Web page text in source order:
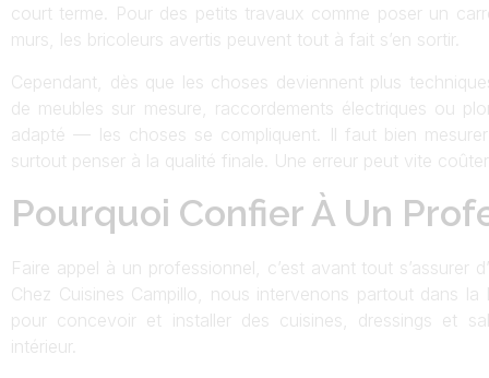
court terme. Pour des petits travaux comme poser un
murs, les bricoleurs avertis peuvent tout à fait s’en sortir.
Cependant, dès que les choses deviennent plus
de meubles sur mesure, raccordements électriques ou
adapté — les choses se compliquent. Il faut bien
surtout penser à la qualité finale. Une erreur peut vite
Pourquoi Confier À Un
Faire appel à un professionnel, c’est avant tout s’assurer
Chez Cuisines Campillo, nous intervenons partout dans
pour concevoir et installer des cuisines, dressings et
intérieur.